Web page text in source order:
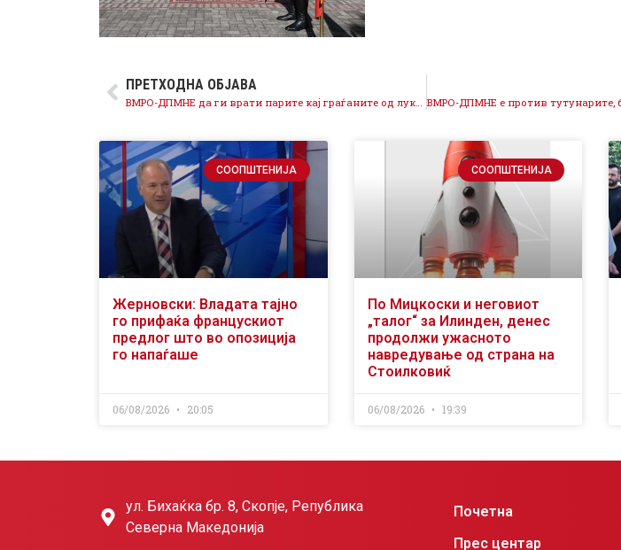
ПРЕТХОДНА ОБЈАВА
ВМРО-ДПМНЕ да ги врати парите кај граѓаните од луксузите во Белиот дворец како 20.000 евра за теписони или лустери
СООПШТЕНИЈА
Жерновски: Владата тајно
го прифаќа францускиот
предлог што во опозиција
го напаѓаше
06/08/2026 20:05
СООПШТЕНИЈА
По Мицкоски и неговиот
„талог“ за Илинден, денес
продолжи ужасното
навредување од страна на
Стоилковиќ
06/08/2026 19:39
ул. Бихаќка бр. 8, Скопје, Република
Северна Македонија
Почетна
Прес центар